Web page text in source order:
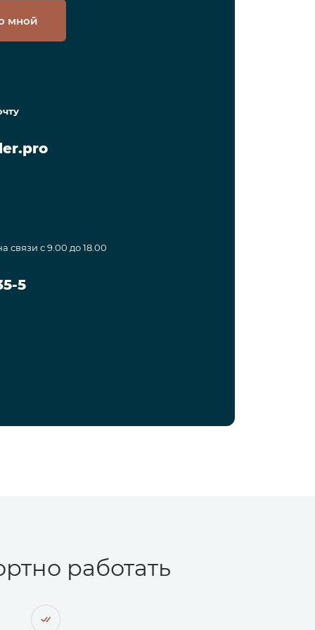
мной
связи с 9.00 до 18.00
5
работать